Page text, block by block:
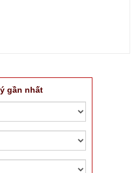
gần nhất